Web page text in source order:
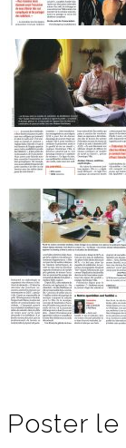
Poster